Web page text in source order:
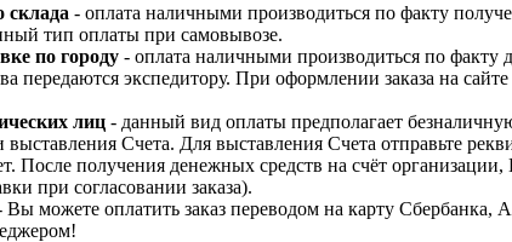
- оплата наличными производиться по факту
тип оплаты при самовывозе.
по городу - оплата наличными производиться по факту
передаются экспедитору. При оформлении заказа на
лиц - данный вид оплаты предполагает
выставления Счета. Для выставления Счета отправьте
После получения денежных средств на счёт
при согласовании заказа).
Вы можете оплатить заказ переводом на карту Сбербанка,